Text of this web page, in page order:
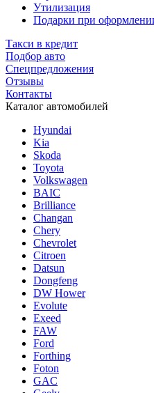
Утилизация
Подарки при
Такси в кредит
Подбор авто
Спецпредложения
Отзывы
Контакты
Каталог автомобилей
Hyundai
Kia
Skoda
Toyota
Volkswagen
BAIC
Brilliance
Changan
Chery
Chevrolet
Citroen
Datsun
Dongfeng
DW Hower
Evolute
Exeed
FAW
Ford
Forthing
Foton
GAC